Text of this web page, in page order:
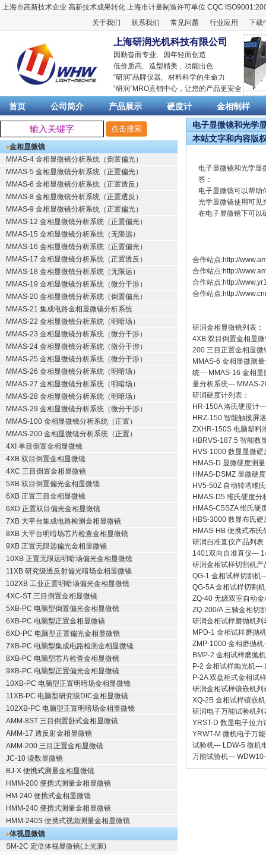
上海市高新技术企业 高新技术成果转化 上海市计量制造许可单位 CQC
关于我们
联系我们 常见问题 行业应用 下载
上海研润光机科技有限公司
因勤奋而专业, 因年轻而创造
低价质高, 造型精美 , 功能出色
“研润”品牌仪器, 材料科学的生命力
“研润”MRO直销中心，让您的产品更安全
首页 公司简介 产品展示 硬度计 金相制样
金相显微镜
MMAS-4 金相显微镜分析系统（倒置偏光）
MMAS-5 金相显微镜分析系统（正置偏光）
MMAS-6 金相显微镜分析系统（正置透反）
MMAS-8 金相显微镜分析系统（正置透反）
MMAS-9 金相显微镜分析系统（正置偏光）
MMAS-12 金相显微镜分析系统（正置偏光）
MMAS-15 金相显微镜分析系统（无限远）
MMAS-16 金相显微镜分析系统（正置偏光）
MMAS-17 金相显微镜分析系统（正置透反）
MMAS-18 金相显微镜分析系统（无限远）
MMAS-19 金相显微镜分析系统（微分干涉）
MMAS-20 金相显微镜分析系统（倒置偏光）
MMAS-21 集成电路金相显微镜分析系统
MMAS-22 金相显微镜分析系统（明暗场）
MMAS-23 金相显微镜分析系统（微分干涉）
MMAS-24 金相显微镜分析系统（微分干涉）
MMAS-25 金相显微镜分析系统（微分干涉）
MMAS-26 金相显微镜分析系统（明暗场）
MMAS-27 金相显微镜分析系统（明暗场）
MMAS-28 金相显微镜分析系统（明暗场）
MMAS-29 金相显微镜分析系统（微分干涉）
MMAS-100 金相显微镜分析系统（正置）
MMAS-200 金相显微镜分析系统（正置）
4XI 单目倒置金相显微镜
4XB 双目倒置金相显微镜
4XC 三目倒置金相显微镜
5XB 双目倒置偏光金相显微镜
6XB 正置三目金相显微镜
6XD 正置双目偏光金相显微镜
7XB 大平台集成电路检测金相显微镜
8XB 大平台明暗场芯片检查金相显微镜
9XB 正置无限远偏光金相显微镜
10XB 正置无限远明暗场偏光金相显微镜
11XB 研究级透反射偏光暗场金相显微镜
102XB 工业正置明暗场偏光金相显微镜
4XC-ST 三目倒置金相显微镜
5XB-PC 电脑型倒置偏光金相显微镜
6XB-PC 电脑型正置金相显微镜
6XD-PC 电脑型正置偏光金相显微镜
7XB-PC 电脑型集成电路检测金相显微镜
8XB-PC 电脑型芯片检查金相显微镜
9XB-PC 电脑型正置偏光金相显微镜
10XB-PC 电脑型正置明暗场金相显微镜
11XB-PC 电脑型研究级DIC金相显微镜
102XB-PC 电脑型正置明暗场金相显微镜
AMM-8ST 三目倒置卧式金相显微镜
AMM-17 透反射金相显微镜
AMM-200 三目正置金相显微镜
JC-10 读数显微镜
BJ-X 便携式测量金相显微镜
HMM-200 便携式测量金相显微镜
HM-240 便携式金相显微镜
HMM-240 便携式测量金相显微镜
HMM-240S 便携式视频测量金相显微镜
体视显微镜
SM-2C 定倍体视显微镜(上光源)
电子显微镜和光学
本站文字和内容版
电子显微镜和光学显
答：
电子显微镜可以帮助
光学显微镜使用可见
在电子显微镜下可以
合作站点:http://
合作站点:http://
合作站点:http://
合作站点:http://
研润金相显微镜列表：
4XB 双目倒置金相显
200 三目正置金相显微
MMAS-6 金相显微测
统--- MMAS-16 金相显
量分析系统--- MMAS-
研润硬度计列表：
HR-150A 洛氏硬度计
HRZ-150 智能触摸屏
ZXHR-150S 电脑塑料
HBRVS-187.5 智能数
HVS-1000 数显显微硬
HMAS-D 显微硬度测
HMAS-DSMZ 显微硬
HV5-50Z 自动转塔维
HMAS-D5 维氏硬度分
HMAS-C5SZA 维氏硬
HBS-3000 数显布氏硬
HMAS-HB 便携式布氏
研润自准直仪产品列表
1401双向自准直仪---
研润金相试样切割机产
QG-1 金相试样切割机
QG-5A 金相试样切割机
ZQ-40 无级双室自动金
ZQ-200/A 三轴金相切
研润金相试样磨抛机列
MPD-1 金相试样磨抛机
ZMP-1000 金相磨抛机
BMP-2 金相试样磨抛机
P-2 金相试样抛光机---
P-2A 双盘柜式金相试
研润金相试样镶嵌机列
XQ-2B 金相试样镶嵌机
研润电子万能试验机列
YRST-D 数显电子拉力
YRWT-M 微机电子万
试验机--- LDW-5 微机
万能试验机---